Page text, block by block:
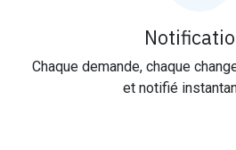
Chaque demande, chaque
et notifié